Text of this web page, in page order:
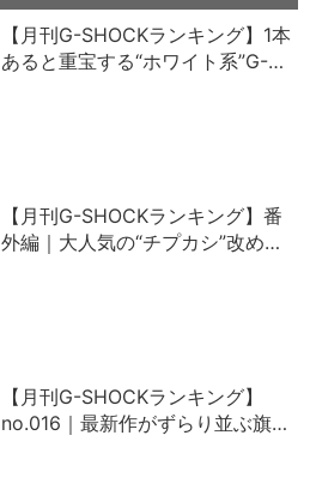
【月刊G-SHOCKランキング】1本
あると重宝する“ホワイト系”G-
【月刊G-SHOCKランキング】番
外編｜大人気の“チプカシ”改め、
【月刊G-SHOCKランキング】
no.016｜最新作がずらり並ぶ旗艦